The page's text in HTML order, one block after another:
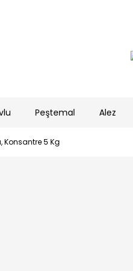
Peştemal Alez
Konsantre 5 Kg